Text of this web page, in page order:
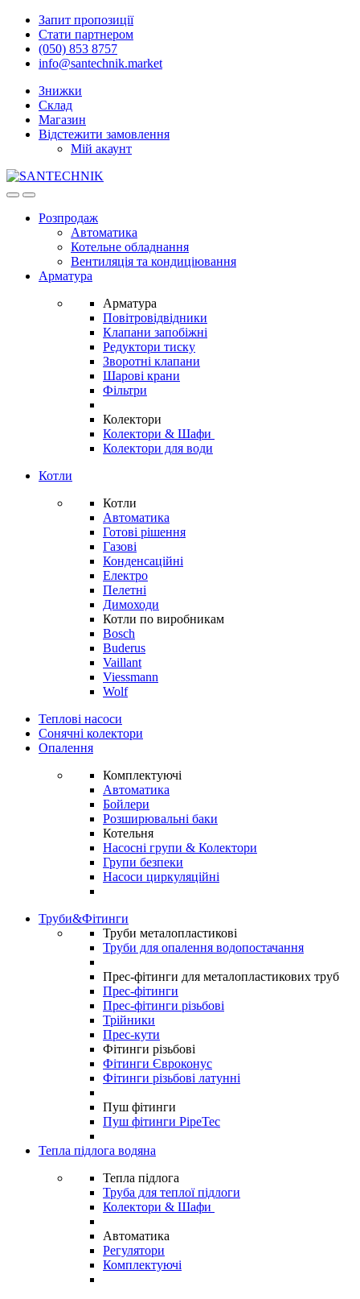
Skip
navigation
Skip
content
Запит пропозиції
Стати партнером
(050) 853 8757
info@santechnik.market
Знижки
Склад
Магазин
Відстежити замовлення
Мій акаунт
OpenClose
Розпродаж
Автоматика
Котельне обладнання
Вентиляція та кондиціювання
Арматура
Арматура
Повітровідвідники
Клапани запобіжні
Редуктори тиску
Зворотні клапани
Шарові крани
Фільтри
Колектори
Колектори & Шафи
Колектори для води
Котли
Котли
Автоматика
Готові рішення
Газові
Конденсаційні
Електро
Пелетні
Димоходи
Котли по виробникам
Bosch
Buderus
Vaillant
Viessmann
Wolf
Теплові насоси
Сонячні колектори
Опалення
Комплектуючі
Автоматика
Бойлери
Розширювальні баки
Котельня
Насосні групи & Колектори
Групи безпеки
Насоси циркуляційні
Труби&Фітинги
Труби металопластикові
Труби для опалення водопостачання
Прес-фітинги для металопластикових труб
Прес-фітинги
Прес-фітинги різьбові
Трійники
Прес-кути
Фітинги різьбові
Фітинги Євроконус
Фітинги різьбові латунні
Пуш фітинги
Пуш фітинги PipeTec
Тепла підлога водяна
Тепла підлога
Труба для теплої підлоги
Колектори & Шафи
Автоматика
Регулятори
Комплектуючі